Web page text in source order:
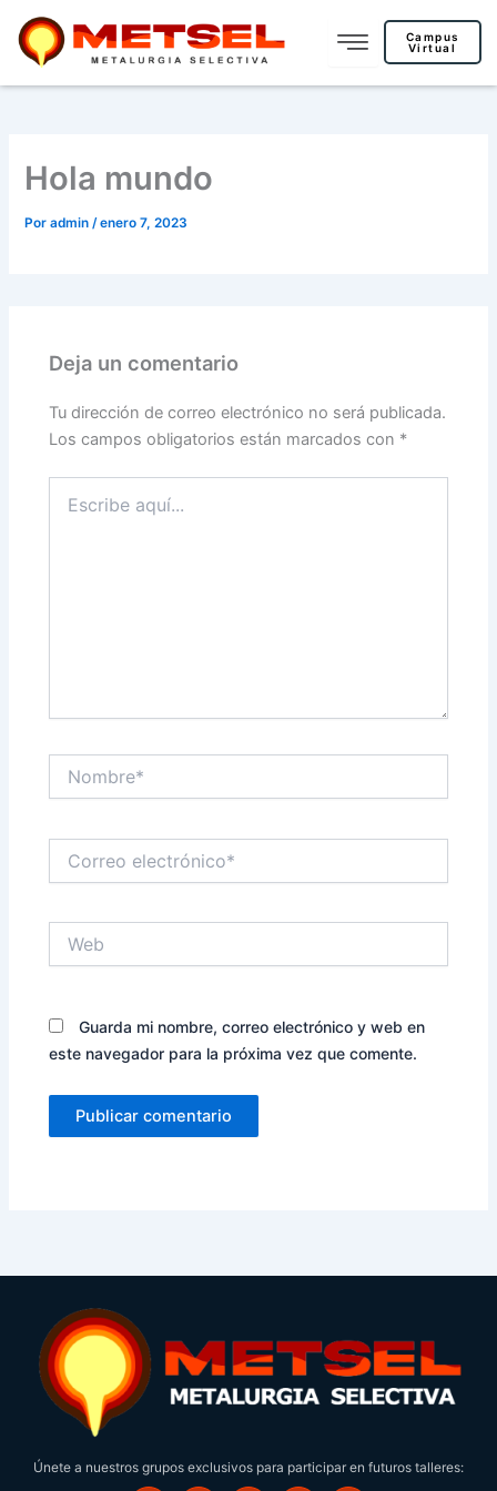
contenido
Campus
Virtual
Hola mundo
Poradmin/enero 7, 2023
Deja un comentario
Tu dirección de correo electrónico no será publicada.
Los campos obligatorios están marcados con *
aquí...
electrónico*
Guarda mi nombre, correo electrónico y web en
este navegador para la próxima vez que comente.
Únete a nuestros grupos exclusivos para participar en futuros talleres: